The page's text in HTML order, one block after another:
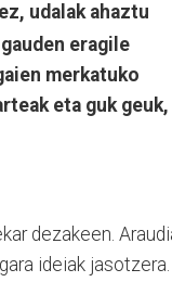
udalak ahaztu
eragile
merkatuko
eta guk geuk,
dezakeen.
ideiak jasotzera.